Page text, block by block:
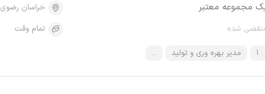
مجموعه معتبر
شده
خراسان رضوی
تمام وقت
مدیر بهره وری و تولید ...